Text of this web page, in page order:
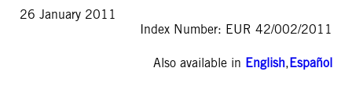
26 January 2011
Index Number: EUR 42/002/2011
Also available in English,Español